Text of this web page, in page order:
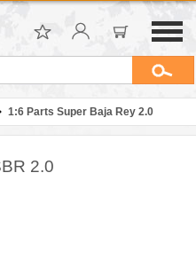
1:6 Parts Super Baja Rey 2.0
2.0